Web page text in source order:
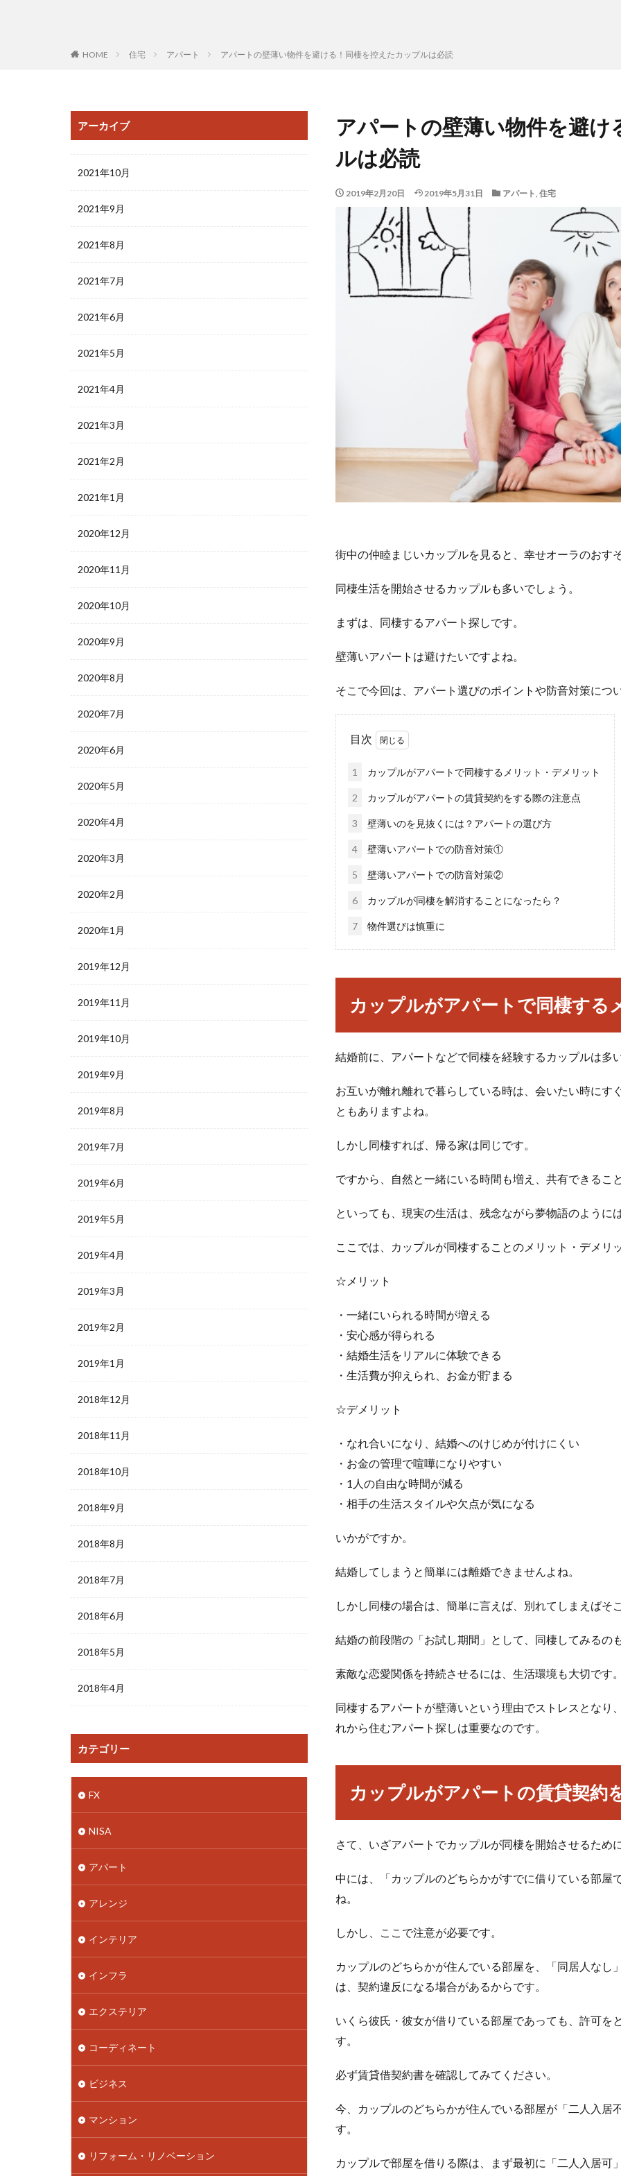
HOME 住宅 アパート アパートの壁薄い物件を避ける！同棲を控えたカップルは必読
アパートの壁薄い物件を避
ルは必読
2019年2月20日 2019年5月31日 アパート, 住宅
街中の仲睦まじいカップルを見ると、幸せオーラのおす
同棲生活を開始させるカップルも多いでしょう。
まずは、同棲するアパート探しです。
壁薄いアパートは避けたいですよね。
そこで今回は、アパート選びのポイントや防音対策につ
目次
1 カップルがアパートで同棲するメリット・デメリット
2 カップルがアパートの賃貸契約をする際の注意点
3 壁薄いのを見抜くには？アパートの選び方
4 壁薄いアパートでの防音対策①
5 壁薄いアパートでの防音対策②
6 カップルが同棲を解消することになったら？
7 物件選びは慎重に
カップルがアパートで同棲する
結婚前に、アパートなどで同棲を経験するカップルは多い
お互いが離れ離れで暮らしている時は、会いたい時にす
ともありますよね。
しかし同棲すれば、帰る家は同じです。
ですから、自然と一緒にいる時間も増え、共有できるこ
といっても、現実の生活は、残念ながら夢物語のように
ここでは、カップルが同棲することのメリット・デメリ
☆メリット
・一緒にいられる時間が増える
・安心感が得られる
・結婚生活をリアルに体験できる
・生活費が抑えられ、お金が貯まる
☆デメリット
・なれ合いになり、結婚へのけじめが付けにくい
・お金の管理で喧嘩になりやすい
・1人の自由な時間が減る
・相手の生活スタイルや欠点が気になる
いかがですか。
結婚してしまうと簡単には離婚できませんよね。
しかし同棲の場合は、簡単に言えば、別れてしまえばそ
結婚の前段階の「お試し期間」として、同棲してみるの
素敵な恋愛関係を持続させるには、生活環境も大切です。
同棲するアパートが壁薄いという理由でストレスとなり
れから住むアパート探しは重要なのです。
カップルがアパートの賃貸契約
さて、いざアパートでカップルが同棲を開始させるため
中には、「カップルのどちらかがすでに借りている部屋
ね。
しかし、ここで注意が必要です。
カップルのどちらかが住んでいる部屋を、「同居人なし
は、契約違反になる場合があるからです。
いくら彼氏・彼女が借りている部屋であっても、許可を
す。
必ず賃貸借契約書を確認してみてください。
今、カップルのどちらかが住んでいる部屋が「二人入居
す。
カップルで部屋を借りる際は、まず最初に「二人入居可
アーカイブ
2021年10月
2021年9月
2021年8月
2021年7月
2021年6月
2021年5月
2021年4月
2021年3月
2021年2月
2021年1月
2020年12月
2020年11月
2020年10月
2020年9月
2020年8月
2020年7月
2020年6月
2020年5月
2020年4月
2020年3月
2020年2月
2020年1月
2019年12月
2019年11月
2019年10月
2019年9月
2019年8月
2019年7月
2019年6月
2019年5月
2019年4月
2019年3月
2019年2月
2019年1月
2018年12月
2018年11月
2018年10月
2018年9月
2018年8月
2018年7月
2018年6月
2018年5月
2018年4月
カテゴリー
FX
NISA
アパート
アレンジ
インテリア
インフラ
エクステリア
コーディネート
ビジネス
マンション
リフォーム・リノベーション